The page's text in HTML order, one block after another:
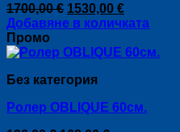
may
be
chosen
on
the
product
page
1700,00€ Original
price
1700,00 €.
1530,00 €Текущата
цена
1530,00 €.
Добавяне в количката
Промо
Без категория
Ролер OBLIQUE 60см.